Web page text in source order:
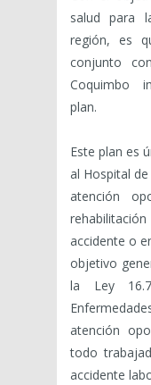
salud para
región, es
conjunto
Coquimbo
plan.
Este plan es
al Hospital
atención
accidente o
objetivo
la Ley
atención
todo
accidente